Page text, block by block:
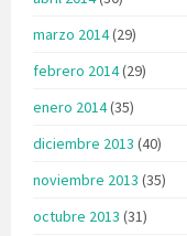
marzo 2014(29)
febrero 2014(29)
enero 2014(35)
diciembre 2013 (40)
noviembre 2013 (35)
octubre 2013 (31)